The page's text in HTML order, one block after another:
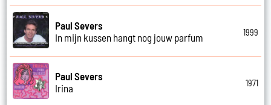
Paul Severs
In mijn kussen hangt nog jouw parfum
1999
Paul Severs
Irina
1971